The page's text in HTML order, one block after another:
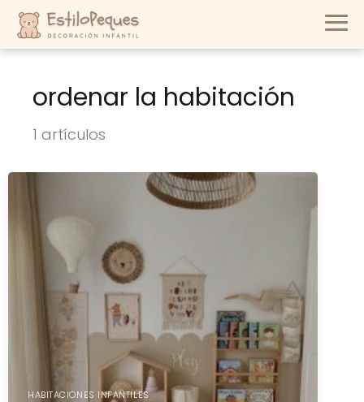
ordenar la habitación
1 artículos
HABITACIONES INFANTILES